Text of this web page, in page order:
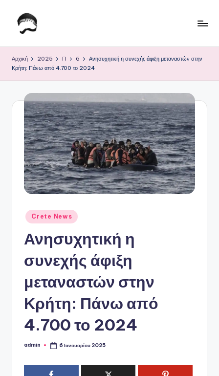
Μετάβαση
ο
Κ
Αρχική 2025 Π 6
Ανησυχητική η συνεχής άφιξη μεταναστών στην
Κρήτη: Πάνω από 4.700 το 2024
Αναρτήθηκε
σε
Crete News
Ανησυχητική η
συνεχής άφιξη
μεταναστών στην
Κρήτη: Πάνω από
4.700 το 2024
Συγγραφέας:
admin 6 Ιανουαρίου 2025